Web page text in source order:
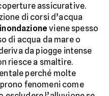
assicurative.
di corsi d’acqua
inondazione viene spesso
di acqua da mare o
da piogge intense
riesce a smaltire.
perché molte
fenomeni come